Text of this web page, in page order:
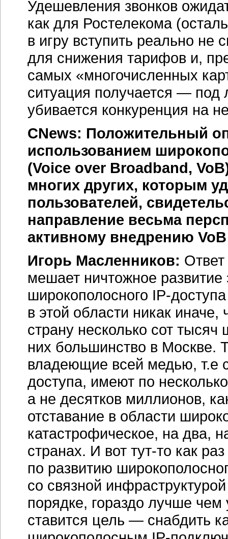
Удешевления звонков
как для Ростелекома
в игру вступить реально не
для снижения тарифов и,
самых «многочисленных
ситуация получается — под
убивается конкуренция на
CNews: Положительный
использованием
(Voice over Broadband,
многих других, которым
пользователей,
направление весьма
активному внедрению
Игорь Масленников:
мешает ничтожное развитие
широкополосного IP-доступа
в этой области никак
страну несколько сот
них большинство в
владеющие всей медью, т.е
доступа, имеют по
а не десятков миллионов,
отставание в области
катастрофическое, на два,
странах. И вот тут-то как
по развитию
со связной
порядке, гораздо лучше
ставится цель — снабдить